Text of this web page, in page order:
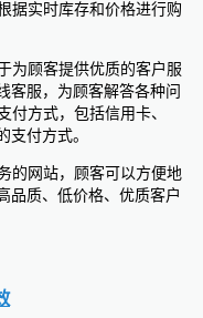
据实时库存和价格进行购
为顾客提供优质的客户服
客服，为顾客解答各种问
付方式，包括信用卡、
支付方式。
的网站，顾客可以方便地
品质、低价格、优质客户